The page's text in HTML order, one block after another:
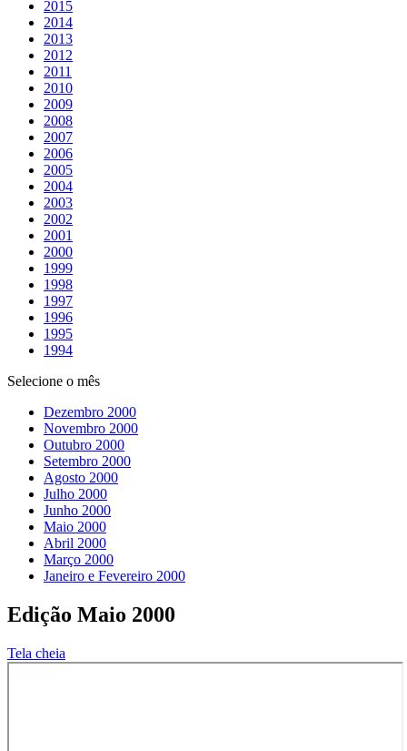
2015
2014
2013
2012
2011
2010
2009
2008
2007
2006
2005
2004
2003
2002
2001
2000
1999
1998
1997
1996
1995
1994
Selecione o mês
Dezembro 2000
Novembro 2000
Outubro 2000
Setembro 2000
Agosto 2000
Julho 2000
Junho 2000
Maio 2000
Abril 2000
Março 2000
Janeiro e Fevereiro 2000
Edição Maio 2000
Tela cheia